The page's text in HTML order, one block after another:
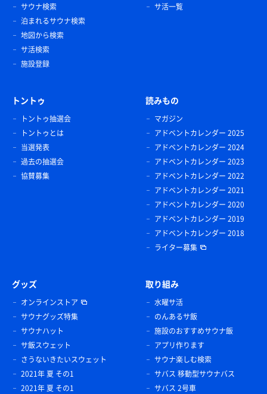
サウナ検索
泊まれるサウナ検索
地図から検索
サ活検索
施設登録
サ活一覧
トントゥ
トントゥ抽選会
トントゥとは
当選発表
過去の抽選会
協賛募集
読みもの
マガジン
アドベントカレンダー 2025
アドベントカレンダー 2024
アドベントカレンダー 2023
アドベントカレンダー 2022
アドベントカレンダー 2021
アドベントカレンダー 2020
アドベントカレンダー 2019
アドベントカレンダー 2018
ライター募集
グッズ
オンラインストア
サウナグッズ特集
サウナハット
サ飯スウェット
さうないきたいスウェット
2021年 夏 その1
2021年 夏 その1
取り組み
水曜サ活
のんあるサ飯
施設のおすすめサウナ飯
アプリ作ります
サウナ楽しむ検索
サバス 移動型サウナバス
サバス 2号車